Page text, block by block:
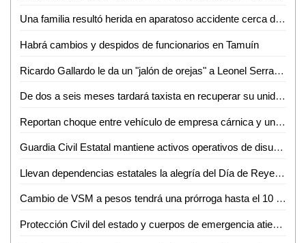
Una familia resultó herida en aparatoso accidente cerca de Miravalles
Habrá cambios y despidos de funcionarios en Tamuín
Ricardo Gallardo le da un "jalón de orejas" a Leonel Serrato por comentarios hacía la ex magistrada del STJE
De dos a seis meses tardará taxista en recuperar su unidad asegurada
Reportan choque entre vehículo de empresa cárnica y una moto
Guardia Civil Estatal mantiene activos operativos de disuasión en zonas centro y altiplano
Llevan dependencias estatales la alegría del Día de Reyes a comunidades de Villa de Ramos
Cambio de VSM a pesos tendrá una prórroga hasta el 10 de enero: Mario Rojas
Protección Civil del estado y cuerpos de emergencia atienden accidente en la carretera 57